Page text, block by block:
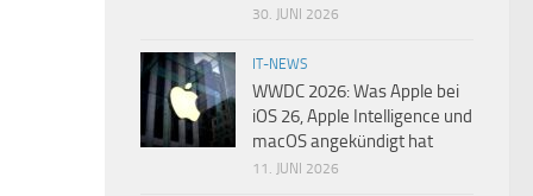
30. JUNI 2026
IT-NEWS
WWDC 2026: Was Apple bei
iOS 26, Apple Intelligence und
macOS angekündigt hat
11. JUNI 2026